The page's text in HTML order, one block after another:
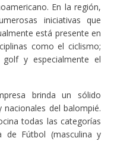
En la región,
iniciativas que
está presente en
como el ciclismo;
golf y especialmente el
brinda un sólido
del balompié.
todas las categorías
de Fútbol (masculina y